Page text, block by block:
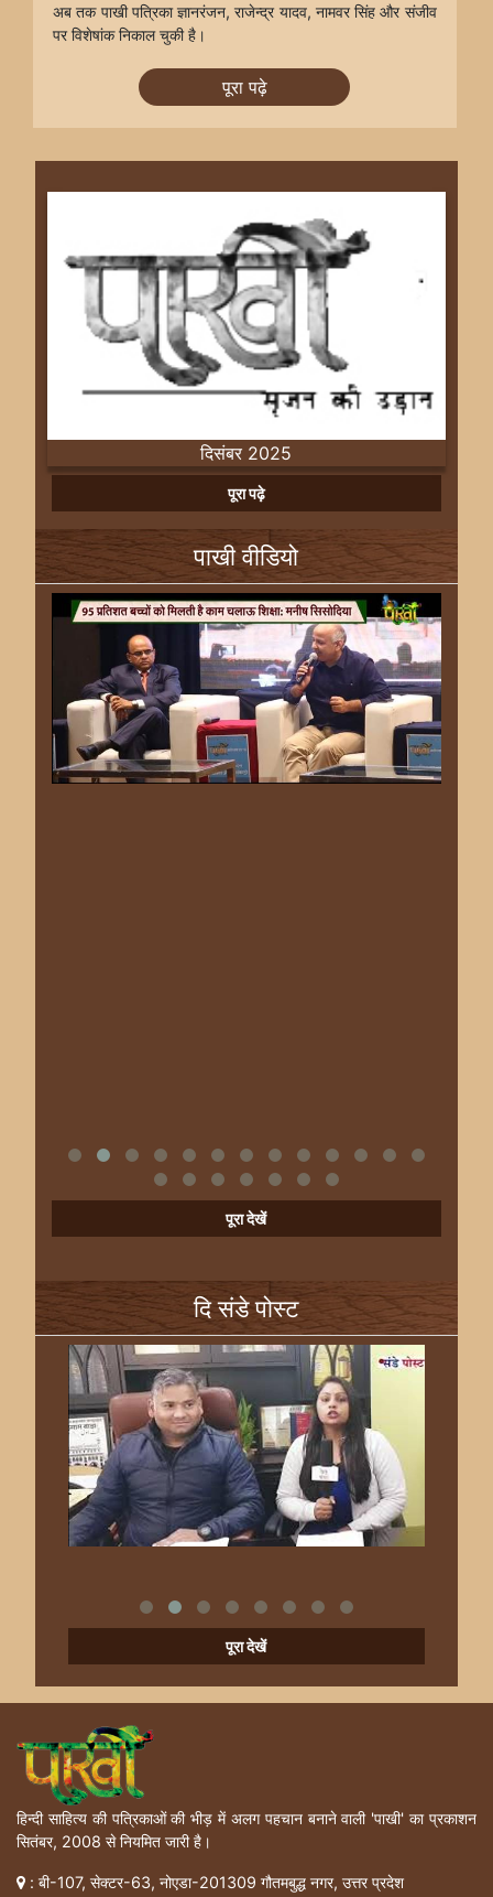
अब तक पाखी पत्रिका ज्ञानरंजन, राजेन्द्र यादव, नामवर सिंह और संजीव
पर विशेषांक निकाल चुकी है।
पूरा पढ़े
दिसंबर 2025
Previous
Next
पूरा पढ़े
पाखी वीडियो
पूरा देखें
दि संडे पोस्ट
पूरा देखें
हिन्दी साहित्य की पत्रिकाओं की भीड़ में अलग पहचान बनाने वाली 'पाखी' का प्रकाशन
सितंबर, 2008 से नियमित जारी है।
: बी-107, सेक्टर-63, नोएडा-201309 गौतमबुद्ध नगर, उत्तर प्रदेश